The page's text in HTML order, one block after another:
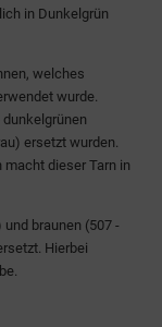
in Dunkelgrün
welches
wurde.
ersetzt wurden.
dieser Tarn in
braunen (507 -
Hierbei